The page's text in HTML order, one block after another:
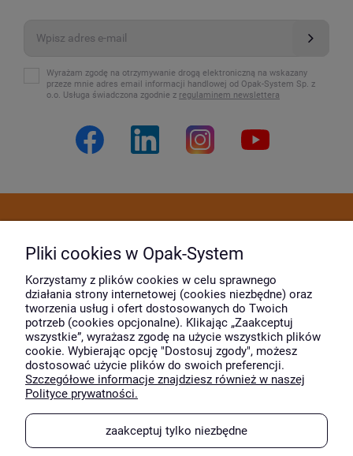
Wyrażam zgodę na otrzymywanie drogą elektroniczną na wskazany
przeze mnie adres email informacji handlowej od Opak-System Sp. z
o.o. Usługa świadczona zgodnie z regulaminem newslettera
Moje konto
O firmie
Wyróżnili nas
Pliki cookies w Opak-System
Korzystamy z plików cookies w celu sprawnego
działania strony internetowej (cookies niezbędne) oraz
tworzenia usług i ofert dostosowanych do Twoich
potrzeb (cookies opcjonalne). Klikając „Zaakceptuj
wszystkie”, wyrażasz zgodę na użycie wszystkich plików
cookie. Wybierając opcję "Dostosuj zgody", możesz
dostosować użycie plików do swoich preferencji.
Szczegółowe informacje znajdziesz również w naszej
Polityce prywatności.
zaakceptuj tylko niezbędne